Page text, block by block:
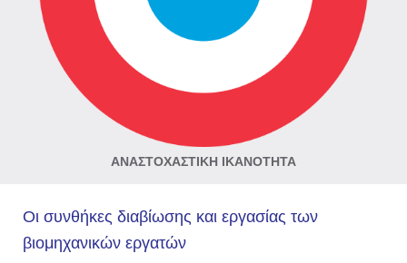
ΑΝΑΣΤΟΧΑΣΤΙΚΉ ΙΚΑΝΌΤΗΤΑ
Οι συνθήκες διαβίωσης και εργασίας των
βιομηχανικών εργατών